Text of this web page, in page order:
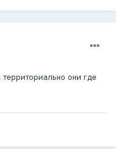
они где